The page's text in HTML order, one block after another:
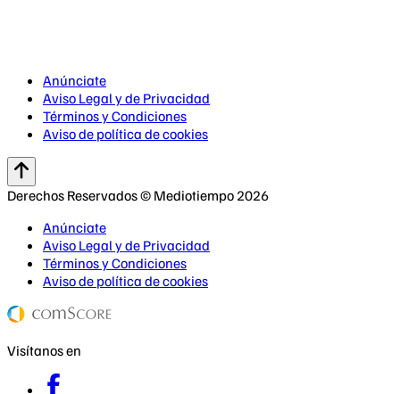
Anúnciate
Aviso Legal y de Privacidad
Términos y Condiciones
Aviso de política de cookies
Derechos Reservados © Mediotiempo 2026
Anúnciate
Aviso Legal y de Privacidad
Términos y Condiciones
Aviso de política de cookies
Visítanos en